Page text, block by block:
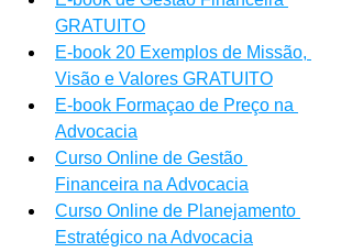
GRATUITO
E-book 20 Exemplos de Missão,
Visão e Valores GRATUITO
E-book Formaçao de Preço na
Advocacia
Curso Online de Gestão
Financeira na Advocacia
Curso Online de Planejamento
Estratégico na Advocacia